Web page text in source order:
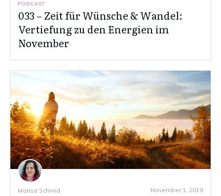
PODCAST
033 – Zeit für Wünsche & Wandel:
Vertiefung zu den Energien im
November
Marisa Schmid November 1, 2019